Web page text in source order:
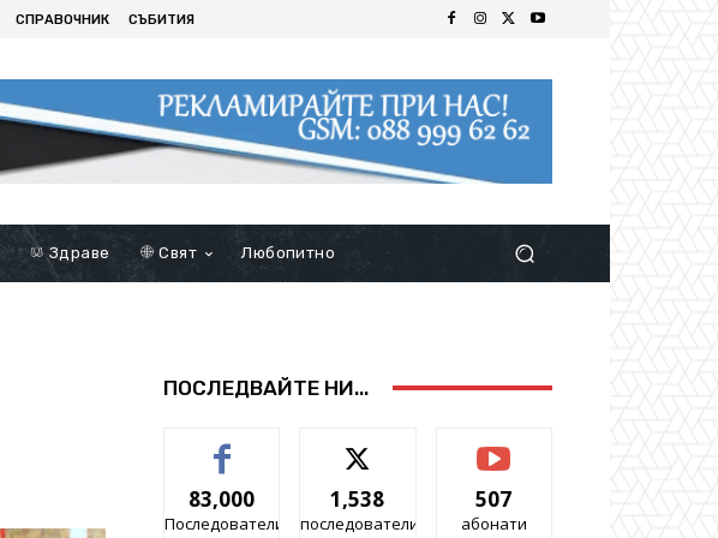
СПРАВОЧНИК СЪБИТИЯ
Здраве Свят Любопитно
ПОСЛЕДВАЙТЕ НИ...
83,000
Последователи
1,538
последователи
507
абонати